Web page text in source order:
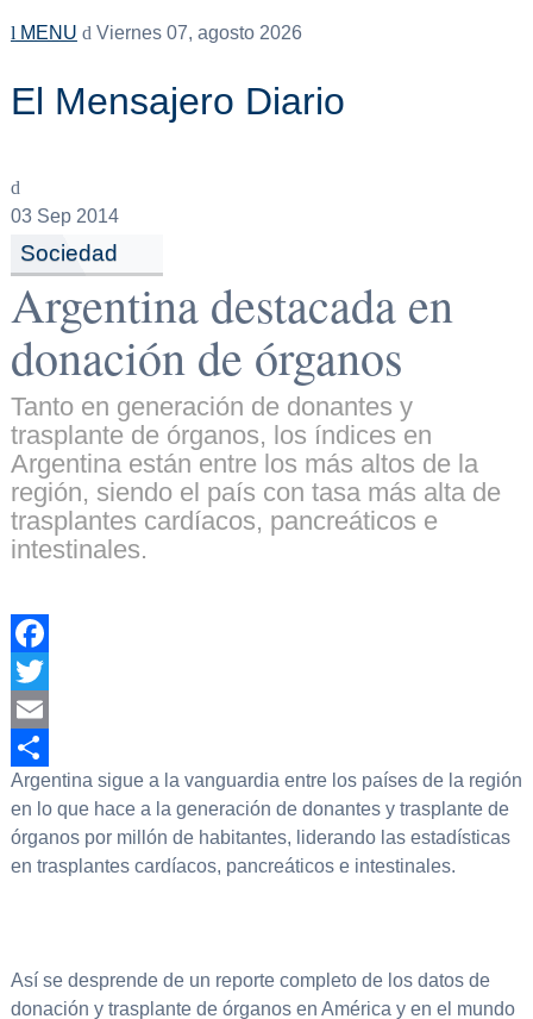
MENU Viernes 07, agosto 2026
El Mensajero Diario
03Sep 2014
Sociedad
Argentina destacada en
donación de órganos
Tanto en generación de donantes y
trasplante de órganos, los índices en
Argentina están entre los más altos de la
región, siendo el país con tasa más alta de
trasplantes cardíacos, pancreáticos e
intestinales.
Facebook
Twitter
Email
Compartir
Argentina sigue a la vanguardia entre los países de la región
en lo que hace a la generación de donantes y trasplante de
órganos por millón de habitantes, liderando las estadísticas
en trasplantes cardíacos, pancreáticos e intestinales.
Así se desprende de un reporte completo de los datos de
donación y trasplante de órganos en América y en el mundo